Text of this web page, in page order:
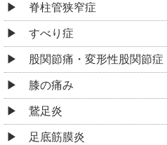
脊柱管狭窄症
すべり症
股関節痛・変形性股関節症
膝の痛み
鵞足炎
足底筋膜炎